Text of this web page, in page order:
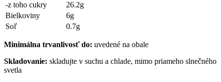
-z toho cukry
26.2g
Bielkoviny
6g
Soľ
0.7g
Minimálna trvanlivosť do: uvedené na obale
Skladovanie: skladujte v suchu a chlade, mimo priameho slnečného
svetla